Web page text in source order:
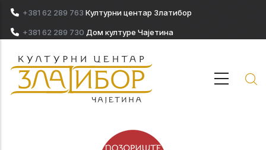
Skip to main content
+381 62 289 763 Културни центар Златибор
+381 62 289 730 Дом културе Чајетина